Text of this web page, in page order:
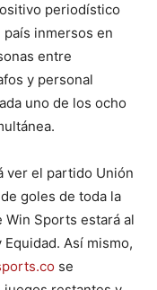
periodístico
inmersos en
entre
y personal
uno de los ocho
ver el partido Unión
goles de toda la
Win Sports estará al
Así mismo,
se